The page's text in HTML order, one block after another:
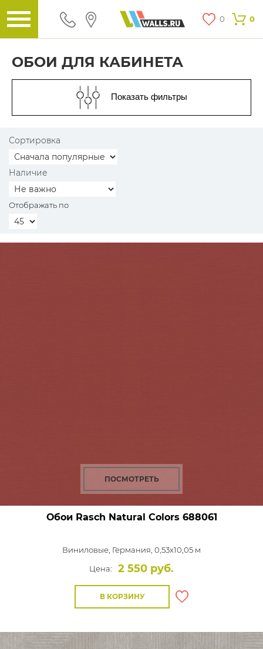
0 0
ОБОИ ДЛЯ КАБИНЕТА
Показать фильтры
Сортировка
Наличие
Отображать по
ПОСМОТРЕТЬ
Обои Rasch Natural Colors 688061
Виниловые, Германия, 0,53x10,05 м
Цена:
2 550 руб.
В КОРЗИНУ